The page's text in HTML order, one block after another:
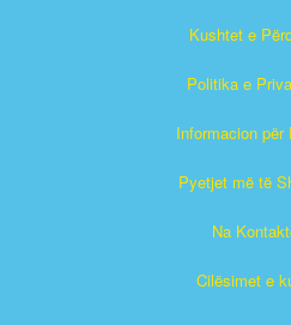
Kushtet e
Politika e
Informacion për
Pyetjet më të
Na
Cilësimet e